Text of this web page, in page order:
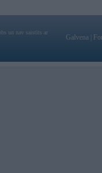
un nav saistīts ar
Galvena